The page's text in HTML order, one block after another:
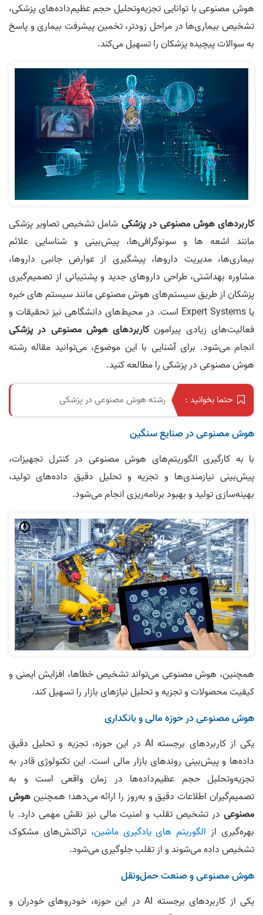
هوش مصنوعی با توانایی تجزیه‌و‌تحلیل حجم عظیم‌داده‌های پزشکی،
تشخیص بیماری‌ها در مراحل زودتر، تخمین پیشرفت بیماری و پاسخ
به سوالات پیچیده پزشکان را تسهیل می‌کند.
کاربردهای هوش مصنوعی در پزشکی شامل تشخیص تصاویر پزشکی
مانند اشعه ها و سونوگرافی‌ها، پیش‌بینی و شناسایی علائم
بیماری‌ها، مدیریت داروها، پیشگیری از عوارض جانبی داروها،
مشاوره بهداشتی، طراحی داروهای جدید و پشتیبانی از تصمیم‌گیری
پزشکان از طریق سیستم‌های هوش مصنوعی مانند سیستم های خبره
یا Expert Systems است. در محیط‌های دانشگاهی نیز تحقیقات و
فعالیت‌های زیادی پیرامونکاربردهای هوش مصنوعی در پزشکی
انجام می‌شود. برای آشنایی با این موضوع، می‌توانید مقاله رشته
هوش مصنوعی در پزشکی را مطالعه کنید.
حتما بخوانید : رشته هوش مصنوعی در پزشکی
هوش مصنوعی در صنایع سنگین
با به کارگیری الگوریتم‌های هوش مصنوعی در کنترل تجهیزات،
پیش‌بینی نیازمندی‌ها و تجزیه و تحلیل دقیق داده‌های تولید،
بهینه‌سازی تولید و بهبود برنامه‌ریزی انجام می‌شود.
همچنین، هوش مصنوعی می‌تواند تشخیص خطاها، افزایش ایمنی و
کیفیت محصولات و تجزیه و تحلیل نیازهای بازار را تسهیل کند.
هوش مصنوعی در حوزه مالی و بانکداری
یکی از کاربردهای برجسته AI در این حوزه، تجزیه و تحلیل دقیق
داده‌ها و پیش‌بینی روندهای بازار مالی است. این تکنولوژی قادر به
تجزیه‌و‌تحلیل حجم عظیم‌داده‌ها در زمان واقعی است و به
تصمیم‌گیران اطلاعات دقیق و به‌روز را ارائه می‌دهد؛ همچنینهوش
مصنوعی در تشخیص تقلب و امنیت مالی نیز نقش مهمی دارد. با
بهره‌گیری از الگوریتم های یادگیری ماشین، تراکنش‌های مشکوک
تشخیص داده می‌شوند و از تقلب جلوگیری می‌شود.
هوش مصنوعی و صنعت حمل‌و‌نقل
یکی از کاربردهای برجسته AI در این حوزه، خودروهای خودران و